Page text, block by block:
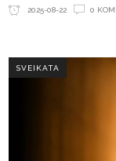
2025-08-22 0
SVEIKATA